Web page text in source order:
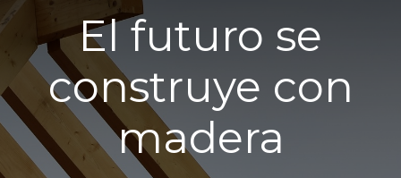
El futuro se
construye con
madera